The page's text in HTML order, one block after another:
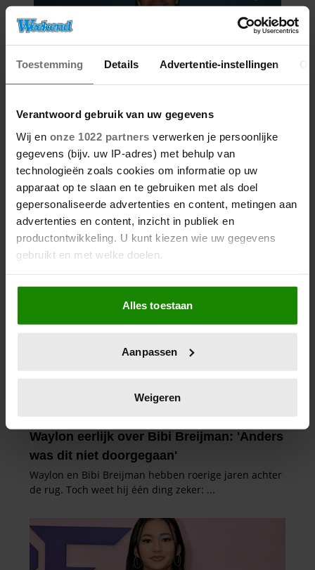
Toestemming Details Advertentie-instellingen
Verantwoord gebruik van uw gegevens
Wij en onze 1022 partners verwerken je persoonlijke
gegevens (bijv. uw IP-adres) met behulp van
technologieën zoals cookies om informatie op uw
apparaat op te slaan en te gebruiken met als doel
gepersonaliseerde advertenties en content, metingen aan
advertenties en content, inzicht in publiek en
productontwikkeling. U kunt kiezen wie uw gegevens
gebruikt en met welke doelen.
Als u het toestaat, willen we ook graag:
Informatie verzamelen over uw geografische
locatie, die tot een paar meter nauwkeurig kan zijn
scannen op specifieke eigenschappen (fingerprinting)
verwerkt en stel uw voorkeuren in het
intrekken in de Cookieverklaring.
We gebruiken cookies om content en advertenties te
personaliseren, om functies voor social media te bieden
en om ons websiteverkeer te analyseren. Ook delen we
partners voor social media, adverteren en analyse. Deze
partners kunnen deze gegevens combineren met andere
informatie die u aan ze heeft verstrekt of die ze hebben
Alles toestaan
Aanpassen
Weigeren
FAMILIE PEREZ HILTON DEELT
HOOPVOLLE UPDATE: ‘HIJ KAN
COMMUNICEREN’